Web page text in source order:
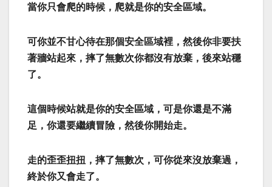
當你只會爬的時候，爬就是你的安全區域。
可你並不甘心待在那個安全區域裡，然後你非要扶
著牆站起來，摔了無數次你都沒有放棄，後來站穩
了。
這個時候站就是你的安全區域，可是你還是不滿
足，你還要繼續冒險，然後你開始走。
走的歪歪扭扭，摔了無數次，可你從來沒放棄過，
終於你又會走了。